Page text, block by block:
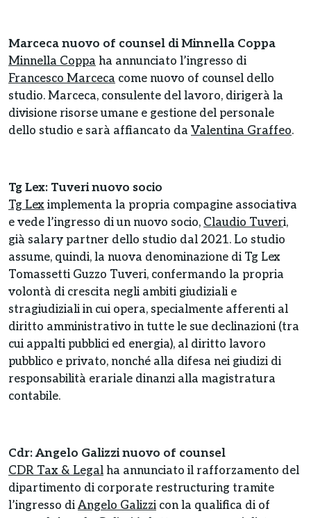
Marceca nuovo of counsel di Minnella Coppa
Minnella Coppa ha annunciato l’ingresso di
Francesco Marceca come nuovo of counsel dello
studio. Marceca, consulente del lavoro, dirigerà la
divisione risorse umane e gestione del personale
dello studio e sarà affiancato da Valentina Graffeo.
Tg Lex: Tuveri nuovo socio
Tg Lex implementa la propria compagine associativa
e vede l’ingresso di un nuovo socio, Claudio Tuveri,
già salary partner dello studio dal 2021. Lo studio
assume, quindi, la nuova denominazione di Tg Lex
Tomassetti Guzzo Tuveri, confermando la propria
volontà di crescita negli ambiti giudiziali e
stragiudiziali in cui opera, specialmente afferenti al
diritto amministrativo in tutte le sue declinazioni (tra
cui appalti pubblici ed energia), al diritto lavoro
pubblico e privato, nonché alla difesa nei giudizi di
responsabilità erariale dinanzi alla magistratura
contabile.
Cdr: Angelo Galizzi nuovo of counsel
CDR Tax & Legal ha annunciato il rafforzamento del
dipartimento di corporate restructuring tramite
l’ingresso di Angelo Galizzi con la qualifica di of